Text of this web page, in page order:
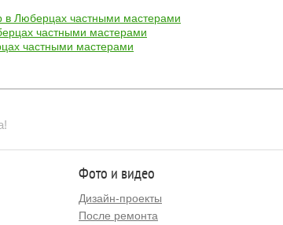
в Люберцах частными мастерами
частными мастерами
частными мастерами
Фото и видео
Дизайн-проекты
После ремонта